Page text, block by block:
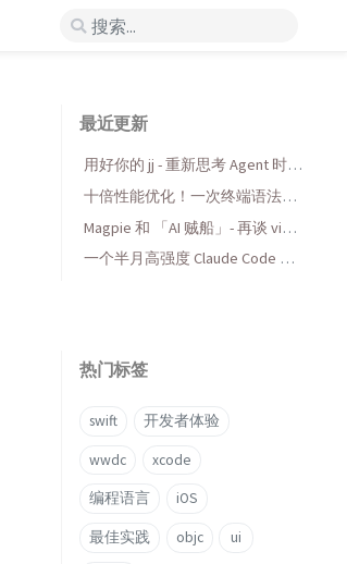
最近更新
用好你的 jj - 重新思考 Agent 时代
的版本控制
十倍性能优化！一次终端语法高
亮库的 AI 折腾与收获
Magpie 和 「AI 贼船」- 再谈 vibe
coding，当代码变得廉价时...
一个半月高强度 Claude Code 使
热门标签
swift 开发者体验
wwdc xcode
编程语言 iOS
最佳实践 objc ui